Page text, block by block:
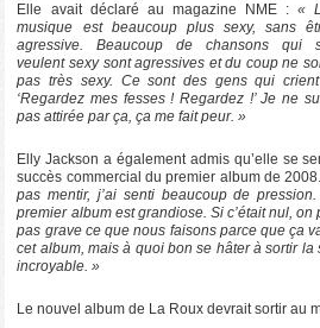
Elle avait déclaré au magazine NME : «
musique est beaucoup plus sexy, sans
agressive. Beaucoup de chansons qui
veulent sexy sont agressives et du coup ne
pas très sexy. Ce sont des gens qui
‘Regardez mes fesses ! Regardez !’ Je ne
pas attirée par ça, ça me fait peur. »
Elly Jackson a également admis qu’elle se
succès commercial du premier album de
pas mentir, j’ai senti beaucoup de
premier album est grandiose. Si c’était nul, on
pas grave ce que nous faisons parce que ça
cet album, mais à quoi bon se hâter à sortir
incroyable. »
Le nouvel album de La Roux devrait sortir au